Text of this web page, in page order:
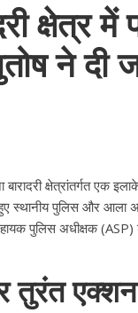
ने दी
क्षेत्रांतर्गत एक
स्थानीय पुलिस और आला
पुलिस अधीक्षक
तुरंत